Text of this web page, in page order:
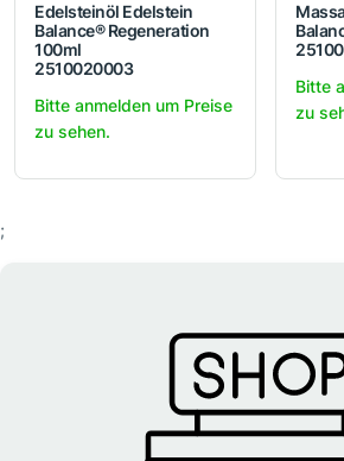
Edelsteinöl Edelstein
Balance® Regeneration
100ml
2510020003
Bitte anmelden um Preise
zu sehen.
Bitte
zu
;